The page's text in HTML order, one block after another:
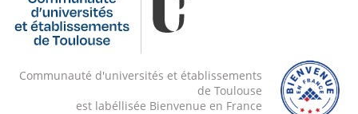
Communauté d'universités et établissements
de Toulouse
est labéllisée Bienvenue en France